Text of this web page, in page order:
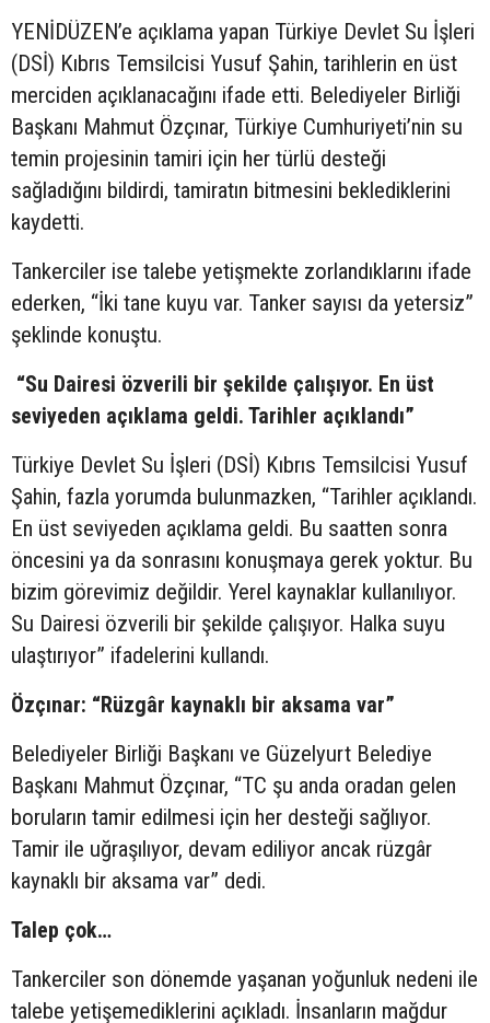
YENİDÜZEN’e açıklama yapan Türkiye Devlet Su İşleri
(DSİ) Kıbrıs Temsilcisi Yusuf Şahin, tarihlerin en üst
merciden açıklanacağını ifade etti. Belediyeler Birliği
Başkanı Mahmut Özçınar, Türkiye Cumhuriyeti’nin su
temin projesinin tamiri için her türlü desteği
sağladığını bildirdi, tamiratın bitmesini beklediklerini
kaydetti.
Tankerciler ise talebe yetişmekte zorlandıklarını ifade
ederken, “İki tane kuyu var. Tanker sayısı da yetersiz”
şeklinde konuştu.
“Su Dairesi özverili bir şekilde çalışıyor. En üst
seviyeden açıklama geldi. Tarihler açıklandı”
Türkiye Devlet Su İşleri (DSİ) Kıbrıs Temsilcisi Yusuf
Şahin, fazla yorumda bulunmazken, “Tarihler açıklandı.
En üst seviyeden açıklama geldi. Bu saatten sonra
öncesini ya da sonrasını konuşmaya gerek yoktur. Bu
bizim görevimiz değildir. Yerel kaynaklar kullanılıyor.
Su Dairesi özverili bir şekilde çalışıyor. Halka suyu
ulaştırıyor” ifadelerini kullandı.
Özçınar: “Rüzgâr kaynaklı bir aksama var”
Belediyeler Birliği Başkanı ve Güzelyurt Belediye
Başkanı Mahmut Özçınar, “TC şu anda oradan gelen
boruların tamir edilmesi için her desteği sağlıyor.
Tamir ile uğraşılıyor, devam ediliyor ancak rüzgâr
kaynaklı bir aksama var” dedi.
Talep çok…
Tankerciler son dönemde yaşanan yoğunluk nedeni ile
talebe yetişemediklerini açıkladı. İnsanların mağdur